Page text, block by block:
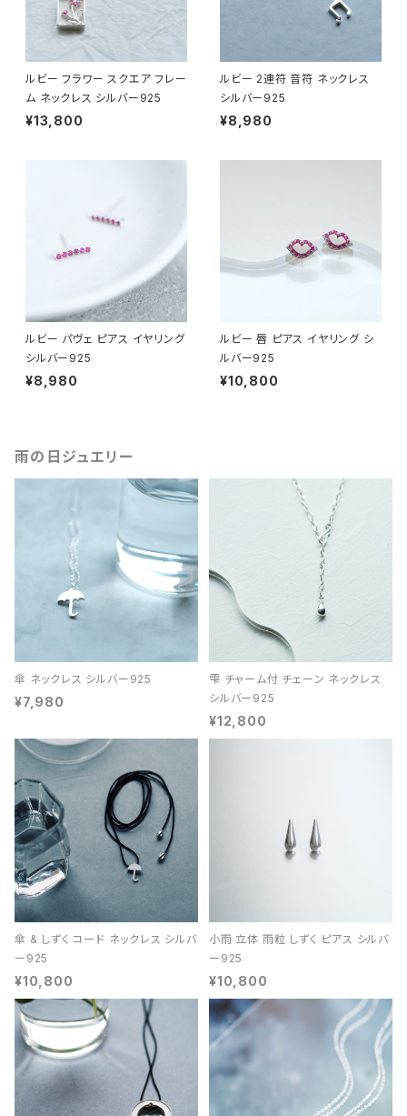
ルビー フラワー スクエア フレー
ム ネックレス シルバー925
¥13,800
ルビー 2連符 音符 ネックレス
シルバー925
¥8,980
ルビー パヴェ ピアス イヤリング
シルバー925
¥8,980
ルビー 唇 ピアス イヤリング シ
ルバー925
¥10,800
雨の日ジュエリー
傘 ネックレス シルバー925
¥7,980
雫 チャーム付 チェーン ネックレス
シルバー925
¥12,800
傘 & しずく コード ネックレス シルバ
ー925
¥10,800
小雨 立体 雨粒 しずく ピアス シルバ
ー925
¥10,800